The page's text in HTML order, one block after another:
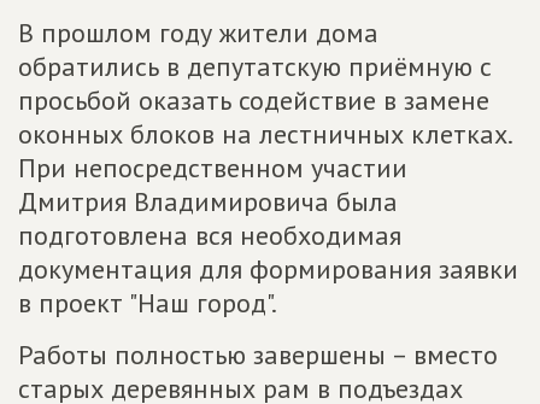
В прошлом году жители дома
обратились в депутатскую приёмную с
просьбой оказать содействие в замене
оконных блоков на лестничных клетках.
При непосредственном участии
Дмитрия Владимировича была
подготовлена вся необходимая
документация для формирования заявки
в проект "Наш город".
Работы полностью завершены – вместо
старых деревянных рам в подъездах